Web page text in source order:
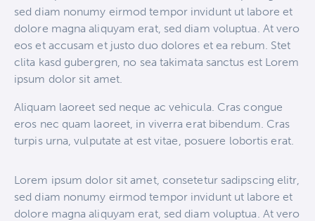
sed diam nonumy eirmod tempor invidunt ut labore et
dolore magna aliquyam erat, sed diam voluptua. At vero
eos et accusam et justo duo dolores et ea rebum. Stet
clita kasd gubergren, no sea takimata sanctus est Lorem
ipsum dolor sit amet.
Aliquam laoreet sed neque ac vehicula. Cras congue
eros nec quam laoreet, in viverra erat bibendum. Cras
turpis urna, vulputate at est vitae, posuere lobortis erat.
Lorem ipsum dolor sit amet, consetetur sadipscing elitr,
sed diam nonumy eirmod tempor invidunt ut labore et
dolore magna aliquyam erat, sed diam voluptua. At vero